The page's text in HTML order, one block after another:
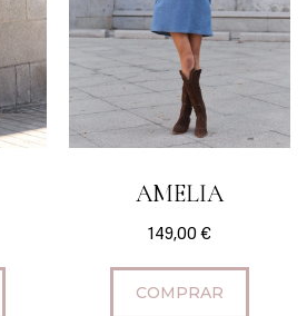
AMELIA
149,00€
COMPRAR